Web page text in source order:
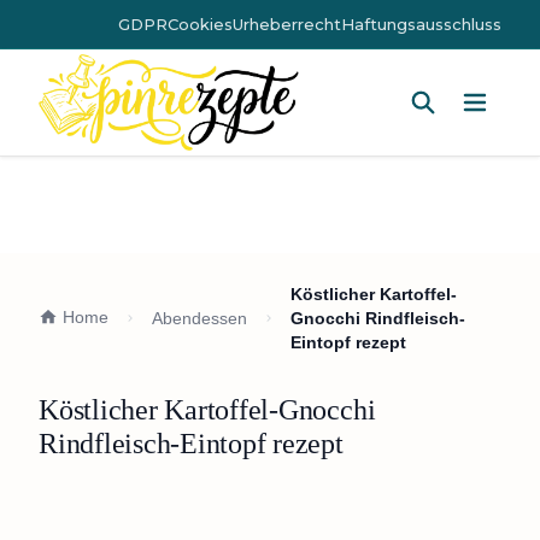
GDPRCookiesUrheberrechtHaftungsausschluss
Home Abendessen
Köstlicher Kartoffel-
Gnocchi Rindfleisch-
Eintopf rezept
Köstlicher Kartoffel-Gnocchi
Rindfleisch-Eintopf rezept